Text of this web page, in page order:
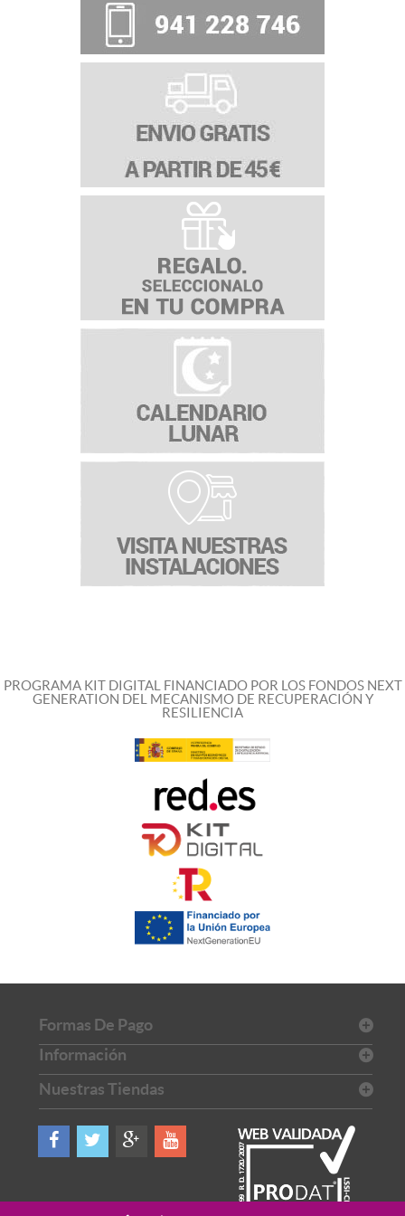
PROGRAMA KIT DIGITAL FINANCIADO POR LOS FONDOS NEXT
GENERATION DEL MECANISMO DE RECUPERACIÓN Y
RESILIENCIA
Formas De Pago
Información
Nuestras Tiendas